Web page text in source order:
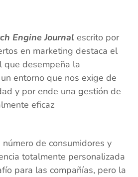
Engine Journal escrito por
en marketing destaca el
desempeña la
entorno que nos exige de
y por ende una gestión de
eficaz
de consumidores y
totalmente personalizada
para las compañías, pero la